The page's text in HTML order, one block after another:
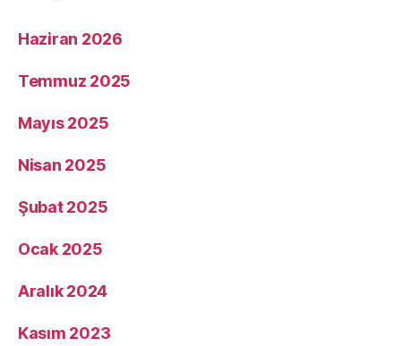
Haziran 2026
Temmuz 2025
Mayıs 2025
Nisan 2025
Şubat 2025
Ocak 2025
Aralık 2024
Kasım 2023